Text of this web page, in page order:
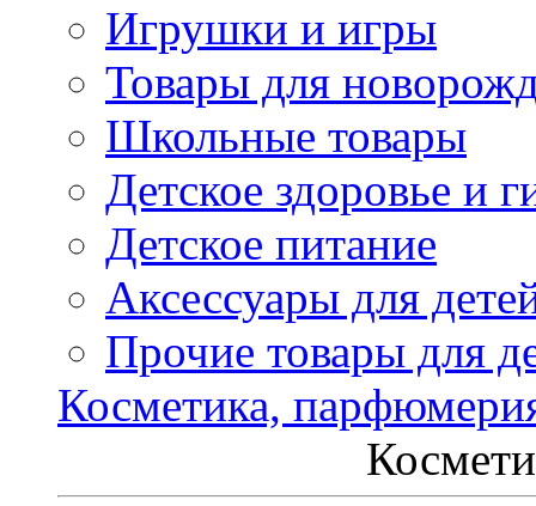
Игрушки и игры
Товары для
Школьные товары
Детское здоровье и
Детское питание
Аксессуары для
Прочие товары для
Косметика,